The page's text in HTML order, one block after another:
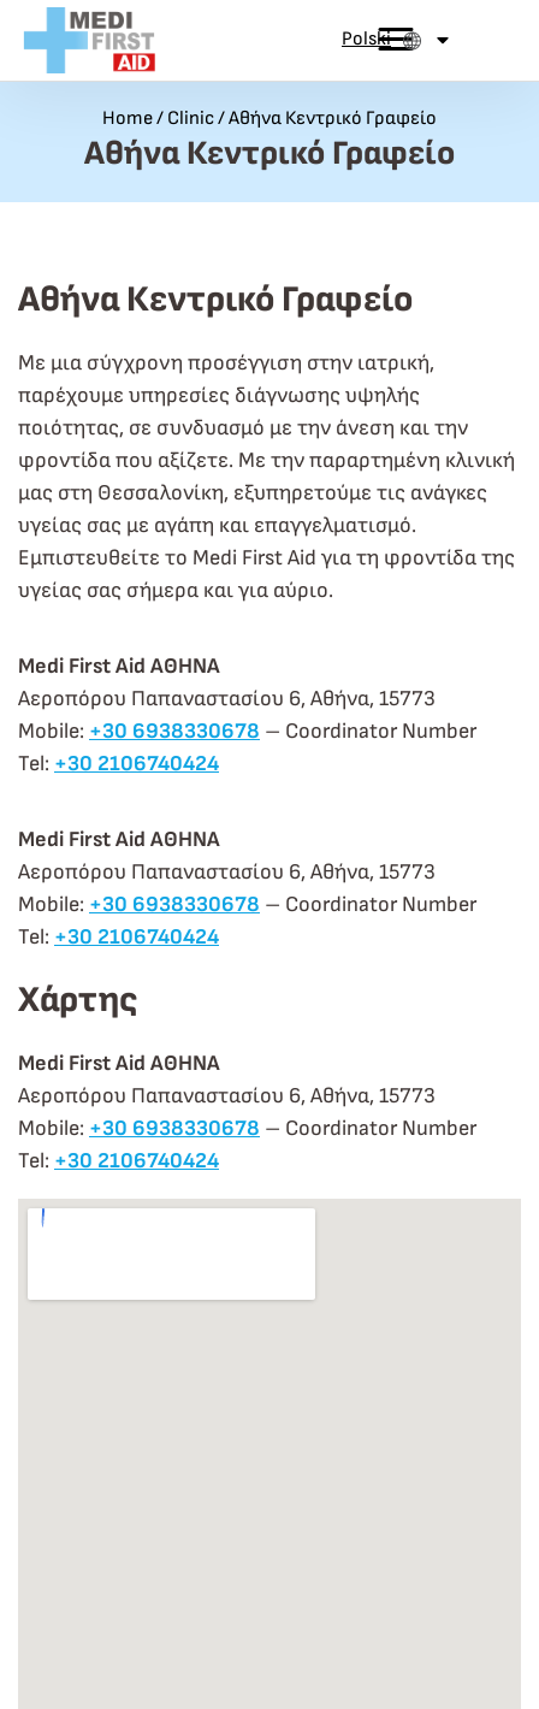
Przejdź do treści
Polski
Home/ Clinic/Αθήνα Κεντρικό Γραφείο
Αθήνα Κεντρικό Γραφείο
Αθήνα Κεντρικό Γραφείο
Με μια σύγχρονη προσέγγιση στην ιατρική,
παρέχουμε υπηρεσίες διάγνωσης υψηλής
ποιότητας, σε συνδυασμό με την άνεση και την
φροντίδα που αξίζετε. Με την παραρτημένη κλινική
μας στη Θεσσαλονίκη, εξυπηρετούμε τις ανάγκες
υγείας σας με αγάπη και επαγγελματισμό.
Εμπιστευθείτε το Medi First Aid για τη φροντίδα της
υγείας σας σήμερα και για αύριο.
Medi First Aid ΑΘΗΝΑ
Αεροπόρου Παπαναστασίου 6, Αθήνα, 15773
Mobile: +30 6938330678 – Coordinator Number
Tel: +30 2106740424
Medi First Aid ΑΘΗΝΑ
Αεροπόρου Παπαναστασίου 6, Αθήνα, 15773
Mobile: +30 6938330678 – Coordinator Number
Tel: +30 2106740424
Xάρτης
Medi First Aid ΑΘΗΝΑ
Αεροπόρου Παπαναστασίου 6, Αθήνα, 15773
Mobile: +30 6938330678 – Coordinator Number
Tel: +30 2106740424